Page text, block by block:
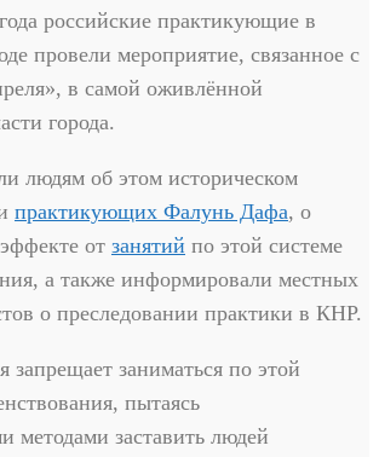
российские практикующие в
провели мероприятие, связанное с
в самой оживлённой
города.
людям об этом историческом
практикующих Фалунь Дафа, о
от занятий по этой системе
а также информировали местных
о преследовании практики в КНР.
запрещает заниматься по этой
пытаясь
методами заставить людей